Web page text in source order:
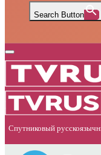
Search Button
Primary
Menu
Спутниковый